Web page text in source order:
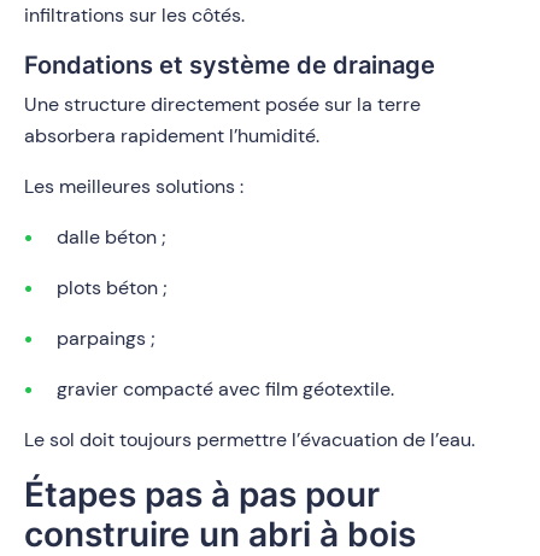
infiltrations sur les côtés.
Fondations et système de drainage
Une structure directement posée sur la terre
absorbera rapidement l’humidité.
Les meilleures solutions :
dalle béton ;
plots béton ;
parpaings ;
gravier compacté avec film géotextile.
Le sol doit toujours permettre l’évacuation de l’eau.
Étapes pas à pas pour
construire un abri à bois